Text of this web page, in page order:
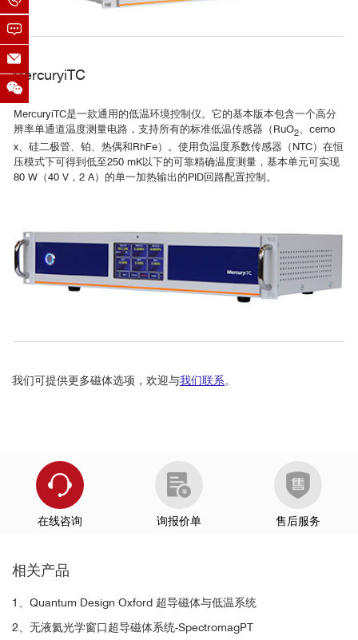
MercuryiTC
MercuryiTC是一款通用的低温环境控制仪。它的基本版本包含一个高分
辨率单通道温度测量电路，支持所有的标准低温传感器（RuO2
、cerno
x、硅二极管、铂、热偶和RhFe）。使用负温度系数传感器（NTC）在恒
压模式下可得到低至250 mK以下的可靠精确温度测量，基本单元可实现
80 W（40 V，2 A）的单一加热输出的PID回路配置控制。
我们可提供更多磁体选项，欢迎与我们联系。
超导材料研究
7. Yoneda, J., et al. "Coherent spin qubit transport in silicon."
Nature Communication 12.1 (2021): 4114.
8. Kostylev, Ivan, et al. "Uniaxial-strain control of nematic
superconductivity in SrxBi2Se3." Nature Communication 11.1
(2020): 4152
9. Doron, A., et al. "The critical current of disordered
superconductors near 0 K." Nature Communication11.1 (2020):
2667.
10. Bilmes, Alexander, et al. "Quantum sensors for microscopic
12. Grams, Christoph P., et al. "Evidence for polarized
nanoregions from the domain dynamics in multiferroic
LiCuVO₄."Scientific Reports 9.1 (2019): 4391.
13. Yang, Yikai, et al. "Cavity-magnon-polariton spectroscopy of
LiHoF₄."Scientific Reports 14.1 (2024): 25227.
disorder-driven superconductor–insulator transition in bilayer
16. Park, Geon-Hyoung, et al. "Propagation of superconducting
coherence via chiral quantum-Hall edge channels."Scientific
Reports 7 (2017): 10953.
thin films."Scientific Reports 7 (2017): 42969.
single-shot latched charge sensing." Communications
Physics 2.1 (2019): 17.
在线咨询 询报价单 售后服务
相关产品
1、Quantum Design Oxford 超导磁体与低温系统
2、无液氦光学窗口超导磁体系统-SpectromagPT